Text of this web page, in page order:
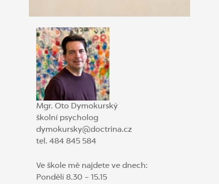
Mgr. Oto Dymokurský
školní psycholog
dymokursky@doctrina.cz
tel. 484 845 584
Ve škole mě najdete ve dnech:
Pondělí 8.30 – 15.15